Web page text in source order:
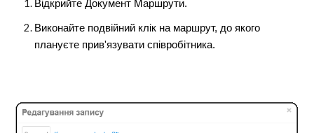
Відкрийте Документ Маршрути.
Виконайте подвійний клік на маршрут, до якого
плануєте прив'язувати співробітника.